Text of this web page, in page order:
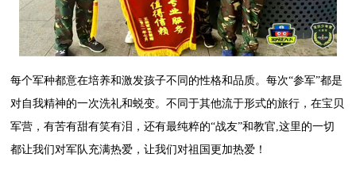
每个军种都意在培养和激发孩子不同的性格和品质。每次“参军”都是
对自我精神的一次洗礼和蜕变。不同于其他流于形式的旅行，在宝贝
军营，有苦有甜有笑有泪，还有最纯粹的“战友”和教官,这里的一切
都让我们对军队充满热爱，让我们对祖国更加热爱！